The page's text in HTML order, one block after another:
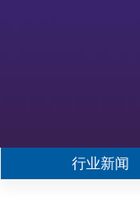
行业新闻